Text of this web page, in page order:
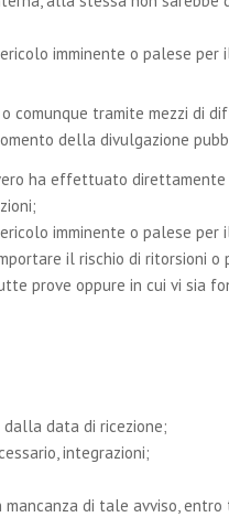
imminente o palese per
tramite mezzi di
della divulgazione
ha effettuato
imminente o palese per
il rischio di ritorsioni
prove oppure in cui vi sia
data di ricezione;
integrazioni;
di tale avviso,